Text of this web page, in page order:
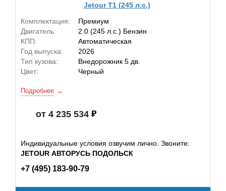
Jetour T1 (245 л.с.)
Комплектация:
Премиум
Двигатель:
2.0 (245 л.с.) Бензин
КПП:
Автоматическая
Год выпуска:
2026
Тип кузова:
Внедорожник 5 дв.
Цвет:
Черный
Подробнее
от 4 235 534
Индивидуальные условия озвучим лично. Звоните:
JETOUR АВТОРУСЬ ПОДОЛЬСК
+7 (495) 183-90-79